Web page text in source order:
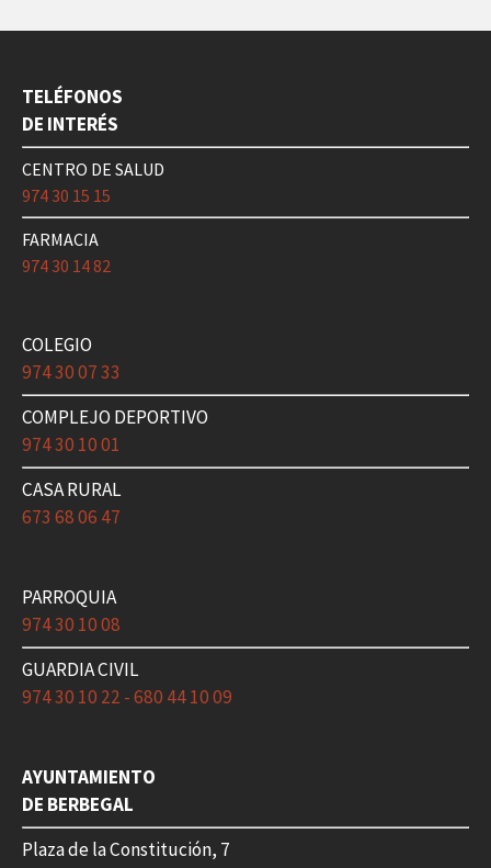
TELÉFONOS
DE INTERÉS
CENTRO DE SALUD
974 30 15 15
FARMACIA
974 30 14 82
COLEGIO
974 30 07 33
COMPLEJO DEPORTIVO
974 30 10 01
CASA RURAL
673 68 06 47
PARROQUIA
974 30 10 08
GUARDIA CIVIL
974 30 10 22 - 680 44 10 09
AYUNTAMIENTO
DE BERBEGAL
Plaza de la Constitución, 7